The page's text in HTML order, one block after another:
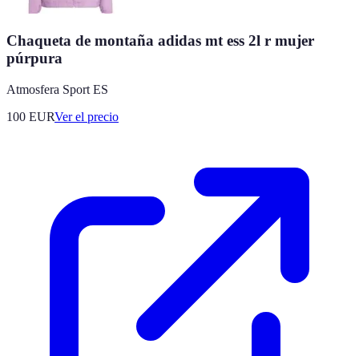
Chaqueta de montaña adidas mt ess 2l r mujer
púrpura
Atmosfera Sport ES
100 EURVer el precio